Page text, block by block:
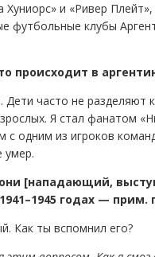
Хуниорс» и «Ривер
футбольные клубы
происходит в
часто не разделяют
Я стал фанатом
с одним из игроков
умер.
[нападающий,
годах — прим.
Как ты вспомнил его?